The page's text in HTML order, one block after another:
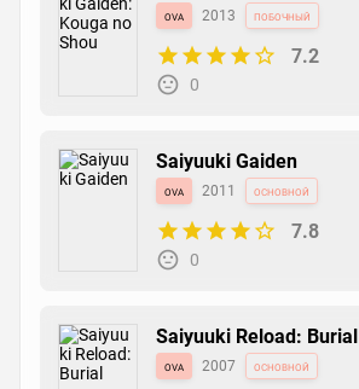
ova 2013 побочный
7.2
0
Saiyuuki Gaiden
ova 2011 основной
7.8
0
Saiyuuki Reload: Burial
ova 2007 основной